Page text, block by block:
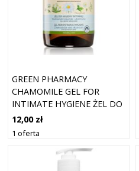
GREEN PHARMACY
CHAMOMILE GEL FOR
INTIMATE HYGIENE ŻEL DO
HIGIENY INTYMNEJ DO
SKÓRY WRAŻLIWEJ 370 ML
12,00 zł
1 oferta